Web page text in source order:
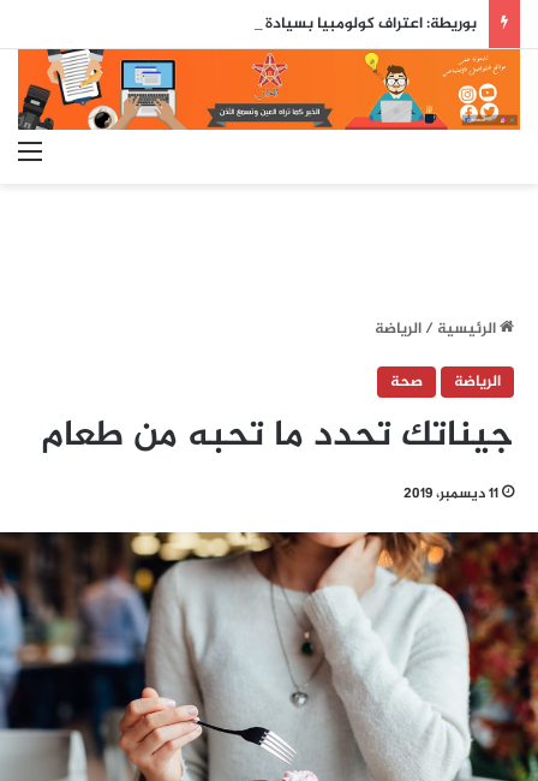
الرئيسية/الرياضة
الرياضة
صحة
جيناتك تحدد ما تحبه من طعام
11 ديسمبر، 2019